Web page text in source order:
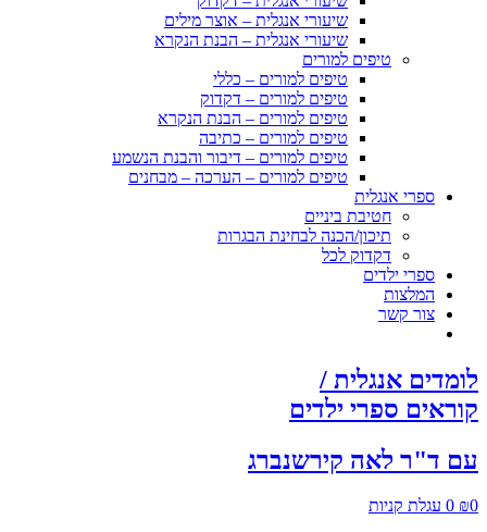
שיעורי אנגלית – אוצר מילים
שיעורי אנגלית – הבנת הנקרא
טיפים למורים
טיפים למורים – כללי
טיפים למורים – דקדוק
טיפים למורים – הבנת הנקרא
טיפים למורים – כתיבה
טיפים למורים – דיבור והבנת הנשמע
טיפים למורים – הערכה – מבחנים
ספרי אנגלית
חטיבת ביניים
תיכון/הכנה לבחינת הבגרות
דקדוק לכל
ספרי ילדים
המלצות
צור קשר
לומדים אנגלית /
קוראים ספרי ילדים
עם ד"ר לאה קירשנברג
₪0
0 עגלת קניות